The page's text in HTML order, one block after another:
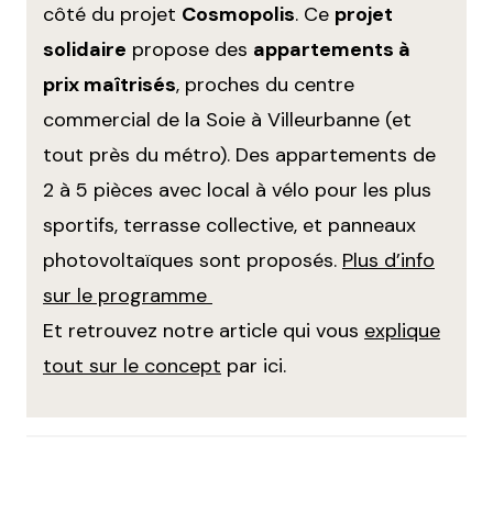
côté du projet Cosmopolis. Ce projet
solidaire propose des appartements à
prix maîtrisés, proches du centre
commercial de la Soie à Villeurbanne (et
tout près du métro). Des appartements de
2 à 5 pièces avec local à vélo pour les plus
sportifs, terrasse collective, et panneaux
photovoltaïques sont proposés. Plus d’info
sur le programme
Et retrouvez notre article qui vous explique
tout sur le concept par ici.